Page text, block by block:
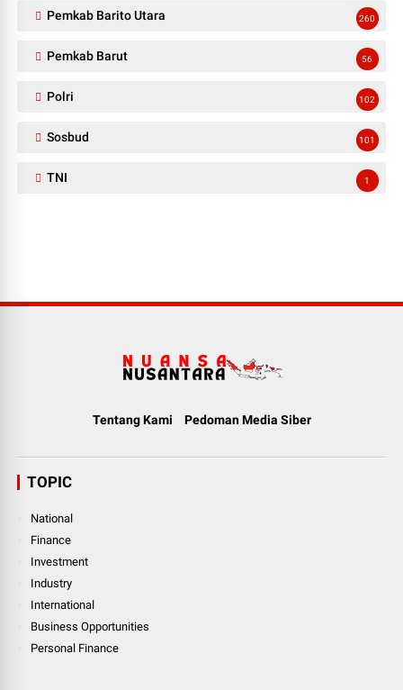
Pemkab Barito Utara 260
Pemkab Barut 56
Polri 102
Sosbud 101
TNI 1
Tentang Kami Pedoman Media Siber
TOPIC
National
Finance
Investment
Industry
International
Business Opportunities
Personal Finance